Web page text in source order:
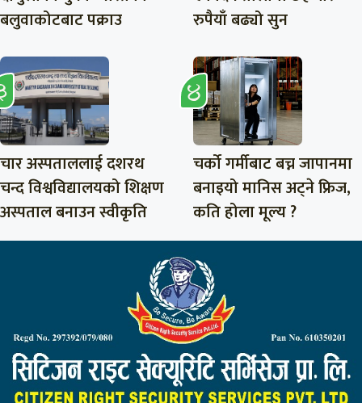
बलुवाकोटबाट पक्राउ
रुपैयाँ बढ्यो सुन
चार अस्पताललाई दशरथ
चन्द विश्वविद्यालयको शिक्षण
अस्पताल बनाउन स्वीकृति
चर्को गर्मीबाट बच्न जापानमा
बनाइयो मानिस अट्ने फ्रिज,
कति होला मूल्य ?